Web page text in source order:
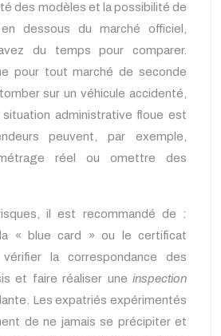
des modèles et la possibilité de
dessous du marché officiel,
du temps pour comparer.
pour tout marché de seconde
sur un véhicule accidenté,
administrative floue est
peuvent, par exemple,
réel ou omettre des
il est recommandé de :
« blue card » ou le certificat
vérifier la correspondance des
et faire réaliser une inspection
Les expatriés expérimentés
de ne jamais se précipiter et